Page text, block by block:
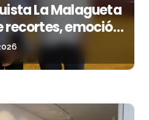
La Malagueta
recortes, emoción